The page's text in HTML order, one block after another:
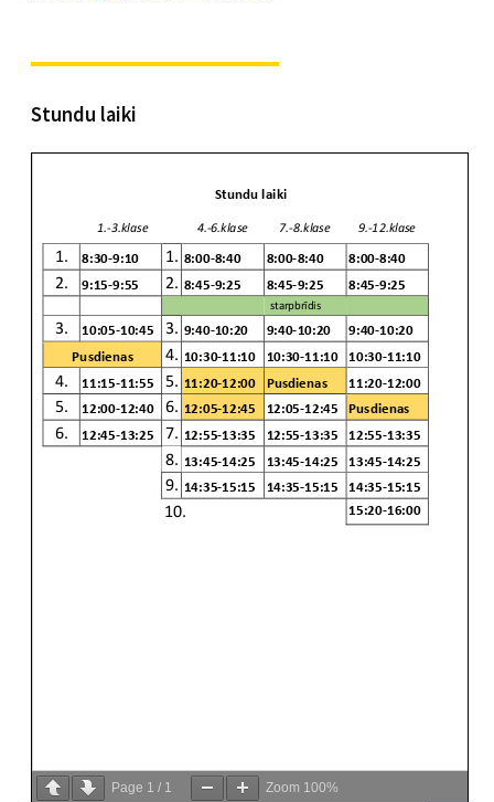
Stundu laiki
Page 1 / 1 Zoom 100%